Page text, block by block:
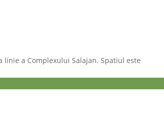
a Complexului Salajan. Spatiul este